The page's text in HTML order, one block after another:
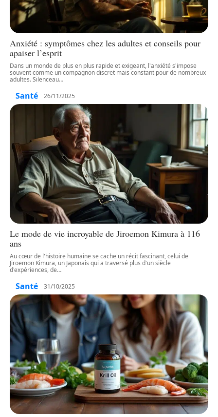
Anxiété : symptômes chez les adultes et conseils pour
apaiser l’esprit
Dans un monde de plus en plus rapide et exigeant, l'anxiété s'impose
souvent comme un compagnon discret mais constant pour de nombreux
adultes. Silenceau…
Santé 26/11/2025
Le mode de vie incroyable de Jiroemon Kimura à 116
ans
Au cœur de l'histoire humaine se cache un récit fascinant, celui de
Jiroemon Kimura, un Japonais qui a traversé plus d'un siècle
d'expériences, de…
Santé 31/10/2025